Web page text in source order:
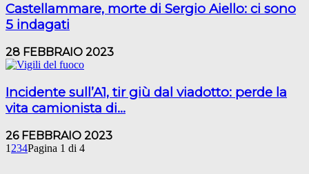
Castellammare, morte di Sergio Aiello: ci sono
5 indagati
28 FEBBRAIO 2023
Incidente sull’A1, tir giù dal viadotto: perde la
vita camionista di...
26 FEBBRAIO 2023
1 234Pagina 1 di 4